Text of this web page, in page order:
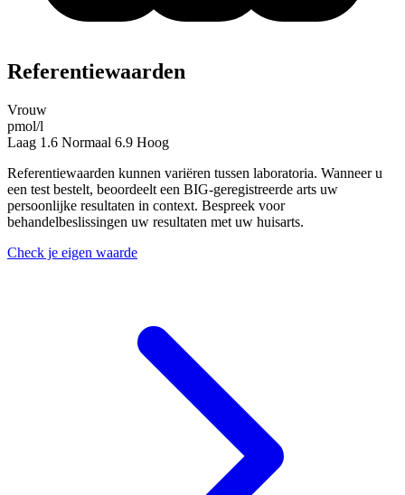
Referentiewaarden
Vrouw
pmol/l
Laag 1.6 Normaal 6.9 Hoog
Referentiewaarden kunnen variëren tussen laboratoria. Wanneer u
een test bestelt, beoordeelt een BIG-geregistreerde arts uw
persoonlijke resultaten in context. Bespreek voor
behandelbeslissingen uw resultaten met uw huisarts.
Check je eigen waarde